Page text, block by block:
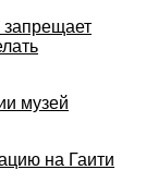
запрещает
музей
на Гаити